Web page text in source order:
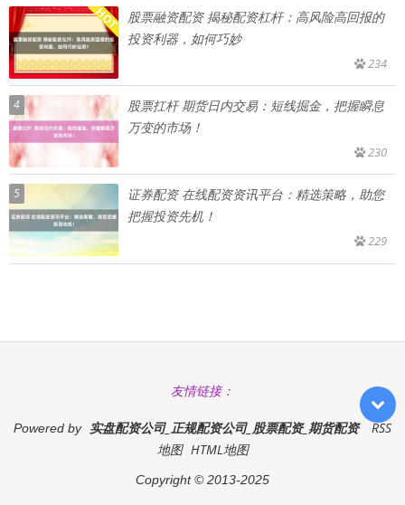
股票融资配资 揭秘配资杠杆：高风险高回报的
投资利器，如何巧妙
234
4
股票扛杆 期货日内交易：短线掘金，把握瞬息
万变的市场！
230
5
证券配资 在线配资资讯平台：精选策略，助您
把握投资先机！
229
友情链接：
Powered by 实盘配资公司_正规配资公司_股票配资_期货配资
RSS
地图 HTML地图
Copyright© 2013-2025